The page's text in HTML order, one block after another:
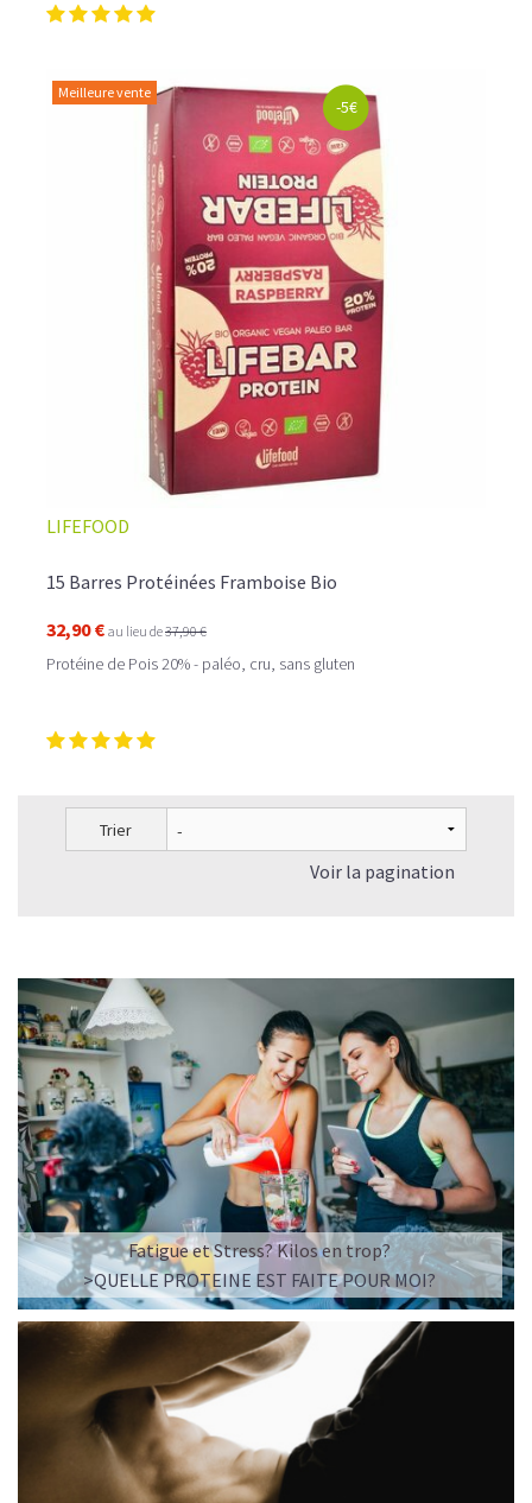
Meilleure vente
-5€
LIFEFOOD
15 Barres Protéinées Framboise Bio
32,90 € au lieu de37,90 €
Protéine de Pois 20% - paléo, cru, sans gluten
Trier
Voir la pagination
Fatigue et Stress? Kilos en trop?
>QUELLE PROTEINE EST FAITE POUR MOI?